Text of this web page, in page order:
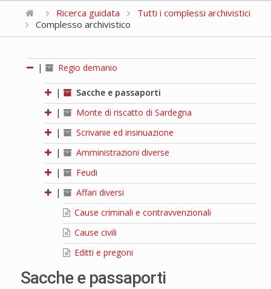
Ricerca guidata
Tutti i complessi archivistici
Complesso archivistico
| Regio demanio
|
Sacche e passaporti
|
Monte di riscatto di Sardegna
|
Scrivanie ed insinuazione
|
Amministrazioni diverse
|
Feudi
|
Affari diversi
Cause criminali e contravvenzionali
Cause civili
Editti e pregoni
Sacche e passaporti